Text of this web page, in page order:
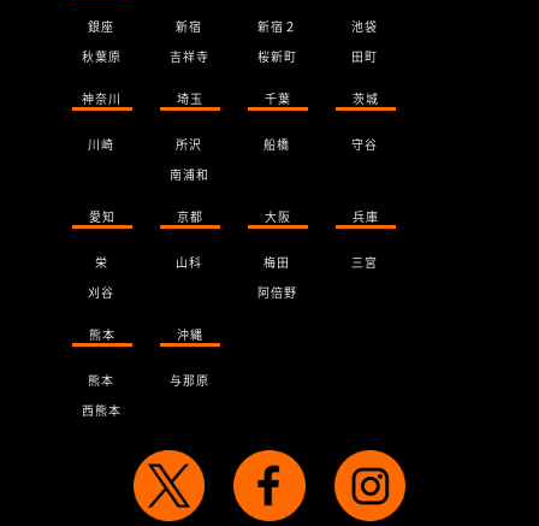
銀座 新宿 新宿２
池袋
秋葉原
吉祥寺 桜新町 田町
神奈川 埼玉 千葉 茨城
川崎 所沢 船橋
守谷
南浦和
愛知 京都 大阪 兵庫
栄 山科 梅田
三宮
刈谷
阿倍野
熊本 沖縄
熊本
与那原
西熊本